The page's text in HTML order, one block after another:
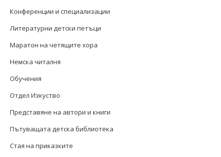
Конференции и специализации
Литературни детски петъци
Маратон на четящите хора
Немска читалня
Обучения
Отдел Изкуство
Представяне на автори и книги
Пътуващата детска библиотека
Стая на приказките